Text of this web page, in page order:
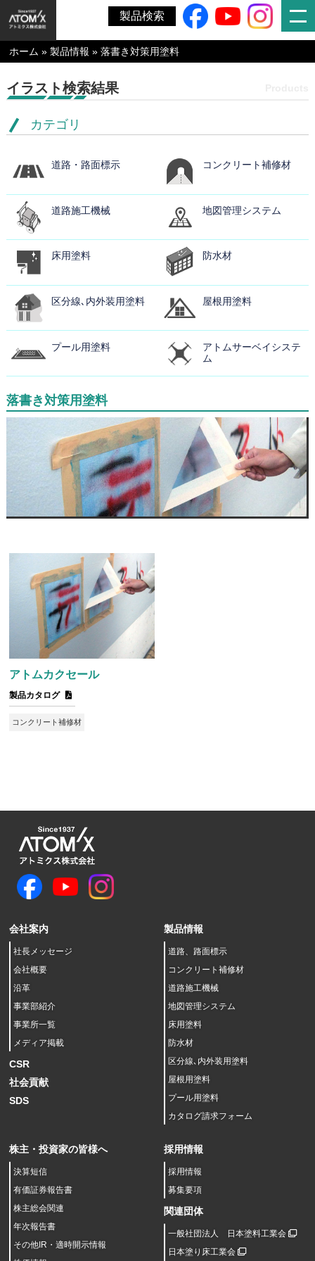
製品検索
ホーム »製品情報 »落書き対策用塗料
イラスト検索結果
カテゴリ
道路・路面標示 コンクリート補修材
道路施工機械 地図管理システム
床用塗料 防水材
区分線､内外装用塗料 屋根用塗料
プール用塗料
アトムサーベイシステ
ム
落書き対策用塗料
アトムカクセール
製品カタログ
コンクリート補修材
会社案内
社長メッセージ
会社概要
沿革
事業部紹介
事業所一覧
メディア掲載
CSR
社会貢献
SDS
製品情報
道路、路面標示
コンクリート補修材
道路施工機械
地図管理システム
床用塗料
防水材
区分線､内外装用塗料
屋根用塗料
プール用塗料
カタログ請求フォーム
株主・投資家の皆様へ
決算短信
有価証券報告書
株主総会関連
年次報告書
その他IR・適時開示情報
採用情報
採用情報
募集要項
関連団体
一般社団法人 日本塗料工業会
日本塗り床工業会